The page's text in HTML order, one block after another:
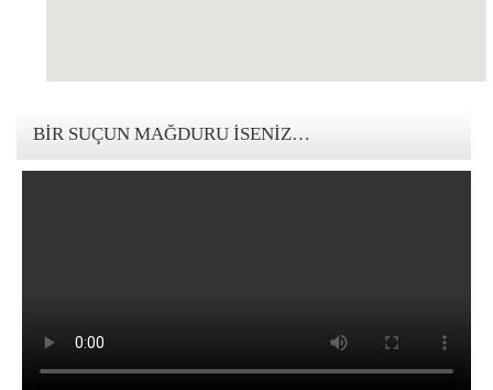
BIR SUÇUN MAĞDURU İSENIZ…